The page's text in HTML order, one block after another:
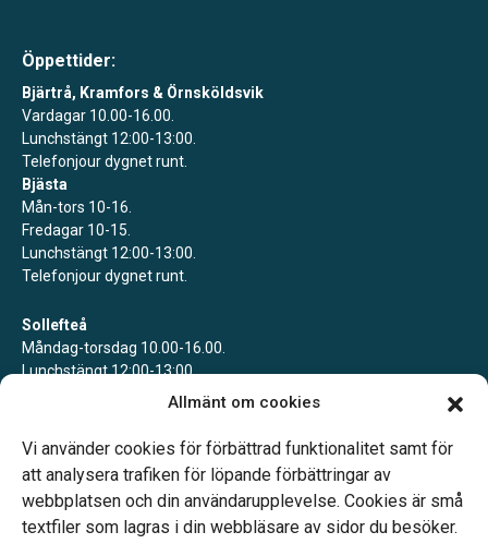
Allmänt om cookies
Vi använder cookies för förbättrad funktionalitet samt för
att analysera trafiken för löpande förbättringar av
webbplatsen och din användarupplevelse. Cookies är små
textfiler som lagras i din webbläsare av sidor du besöker.
Öppettider:
Bjärtrå, Kramfors & Örnsköldsvik
Vardagar 10.00-16.00.
Lunchstängt 12:00-13:00.
Telefonjour dygnet runt.
Bjästa
Mån-tors 10-16.
Fredagar 10-15.
Lunchstängt 12:00-13:00.
Telefonjour dygnet runt.
Sollefteå
Måndag-torsdag 10.00-16.00.
Lunchstängt 12:00-13:00.
Telefonjour dygnet runt.
Ullånger
Bokade mötestider.